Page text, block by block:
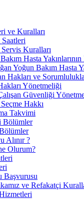
ve Kuralları
Servis Kuralları
Hasta
Yoğun Bakım Hasta
Hakları ve
Yönetmeliği
Güvenliği
Hakkı
Takvimi
Bölümler
Alınır ?
Olurum?
Başvurusu
ve Refakatçi